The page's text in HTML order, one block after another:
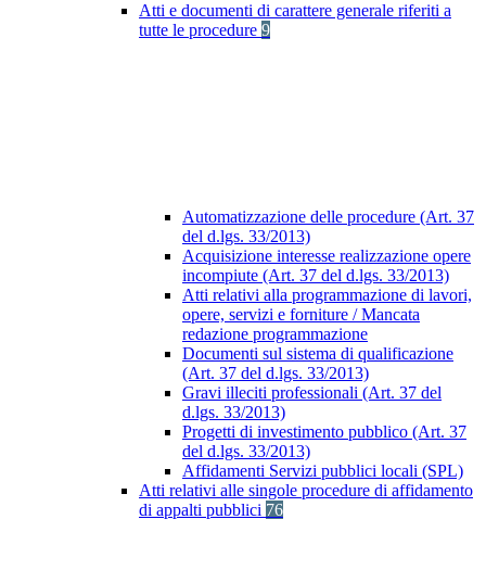
Atti e documenti di carattere generale riferiti a
tutte le procedure 9
Automatizzazione delle procedure (Art. 37
del d.lgs. 33/2013)
Acquisizione interesse realizzazione opere
incompiute (Art. 37 del d.lgs. 33/2013)
Atti relativi alla programmazione di lavori,
opere, servizi e forniture / Mancata
redazione programmazione
Documenti sul sistema di qualificazione
(Art. 37 del d.lgs. 33/2013)
Gravi illeciti professionali (Art. 37 del
d.lgs. 33/2013)
Progetti di investimento pubblico (Art. 37
del d.lgs. 33/2013)
Affidamenti Servizi pubblici locali (SPL)
Atti relativi alle singole procedure di affidamento
di appalti pubblici 76